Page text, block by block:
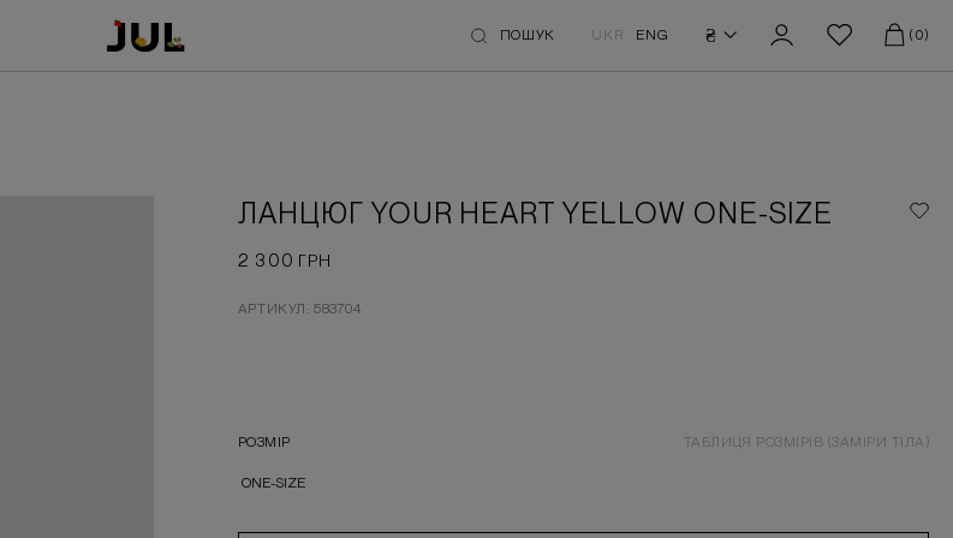
ПОШУК UKR ENG ₴ (0)
ЛАНЦЮГ YOUR HEART YELLOW ONE-SIZE
2 300 ГРН
АРТИКУЛ: 583704
РОЗМІР
ONE-SIZE
ТАБЛИЦЯ РОЗМІРІВ (ЗАМІРИ ТІЛА)